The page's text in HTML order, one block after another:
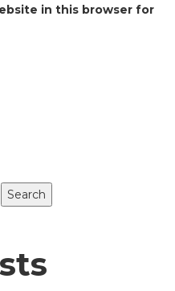
in this browser for
Search